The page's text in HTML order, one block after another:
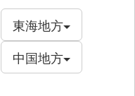
東海地方
中国地方